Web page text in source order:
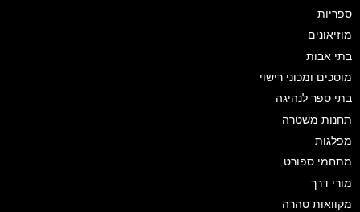
ספריות
מוזיאונים
בתי אבות
מוסכים ומכוני רישוי
בתי ספר לנהיגה
תחנות משטרה
מפלגות
מתחמי ספורט
מורי דרך
מקוואות טהרה